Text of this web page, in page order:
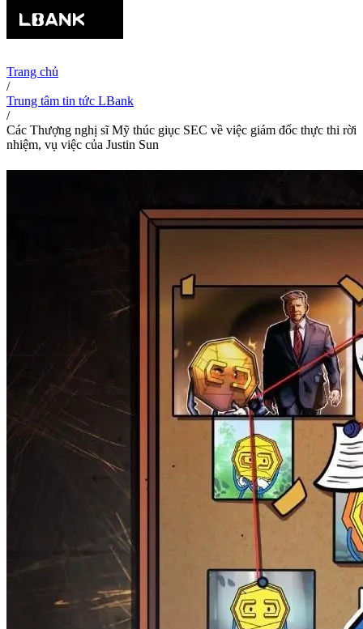
Trang chủ
/
Trung tâm tin tức LBank
/
Các Thượng nghị sĩ Mỹ thúc giục SEC về việc giám đốc thực thi rời
nhiệm, vụ việc của Justin Sun